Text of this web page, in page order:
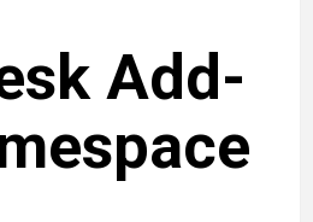
Add-